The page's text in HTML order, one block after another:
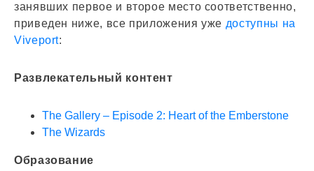
занявших первое и второе место соответственно,
приведен ниже, все приложения уже доступны на
Viveport:
Развлекательный контент
The Gallery – Episode 2: Heart of the Emberstone
The Wizards
Образование